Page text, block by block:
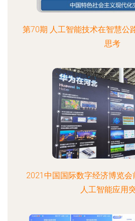
第70期 人工智能技术在智慧公
思考
2021中国国际数字经济博览
人工智能应用